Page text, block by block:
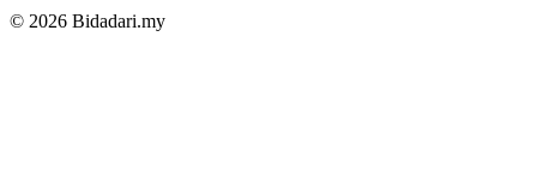
© 2026 Bidadari.my